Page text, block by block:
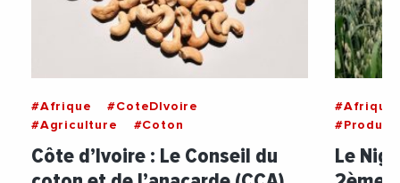
#Afrique
#CoteDIvoire
#Agriculture
#Coton
Côte d’Ivoire : Le Conseil du
#Afrique
Le